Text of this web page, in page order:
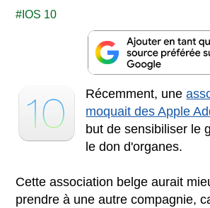
IOS 10
Récemment, une
moquait des Apple
but de sensibiliser le
le don d'organes.
Cette association belge aurait
prendre à une autre compagnie,